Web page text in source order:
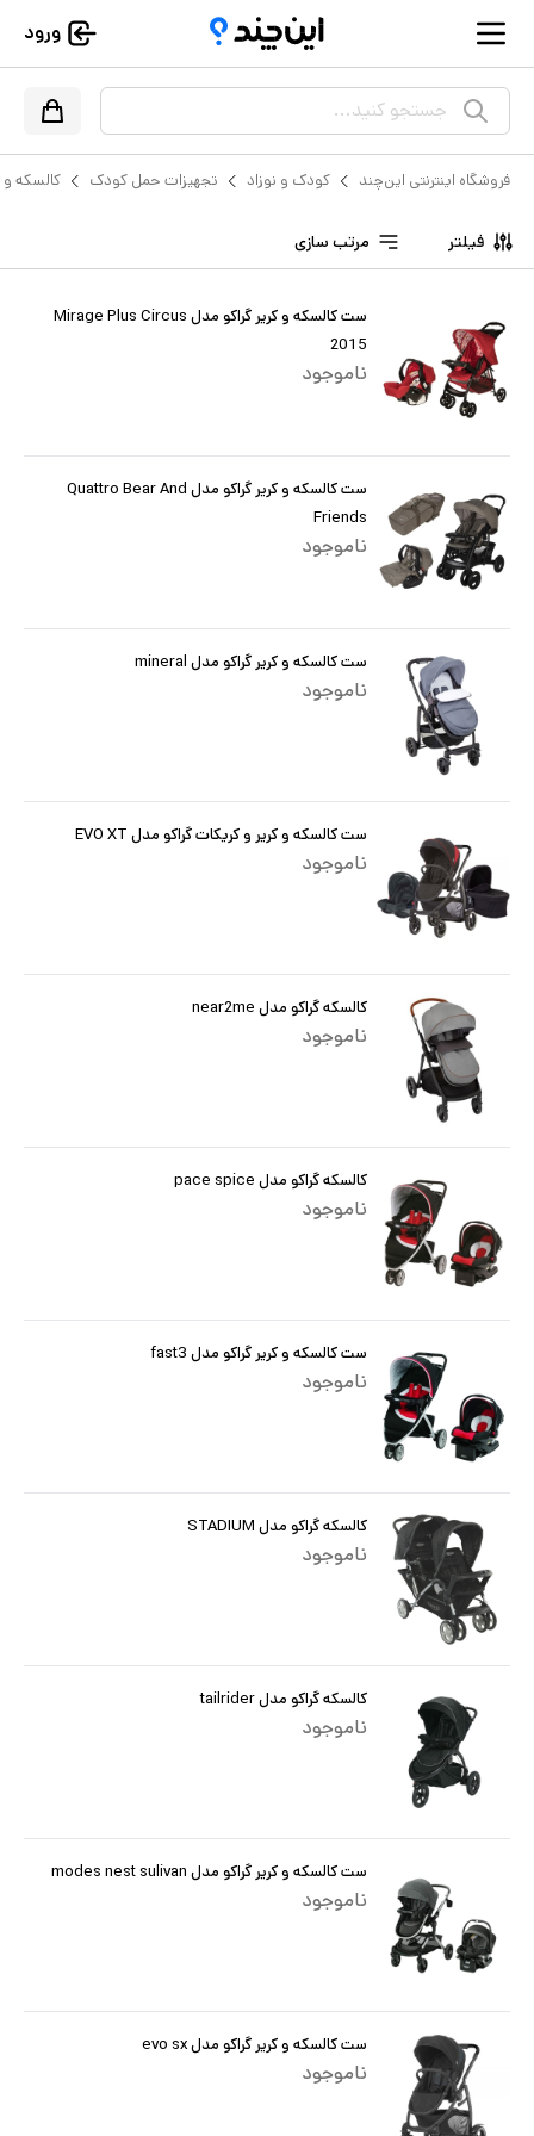
ورود
جستجو کنید...
فروشگاه اینترنتی این‌چند کودک و نوزاد تجهیزات حمل کودک کالسکه و
فیلتر مرتب سازی
ست کالسکه و کریر گراکو مدل Mirage Plus Circus
2015
ناموجود
ست کالسکه و کریر گراکو مدل Quattro Bear And
Friends
ناموجود
ست کالسکه و کریر گراکو مدل mineral
ناموجود
ست کالسکه و کریر و کریکات گراکو مدل EVO XT
ناموجود
کالسکه گراکو مدل near2me
ناموجود
کالسکه گراکو مدل pace spice
ناموجود
ست کالسکه و کریر گراکو مدل fast3
ناموجود
کالسکه گراکو مدل STADIUM
ناموجود
کالسکه گراکو مدل tailrider
ناموجود
ست کالسکه و کریر گراکو مدل modes nest sulivan
ناموجود
ست کالسکه و کریر گراکو مدل evo sx
ناموجود